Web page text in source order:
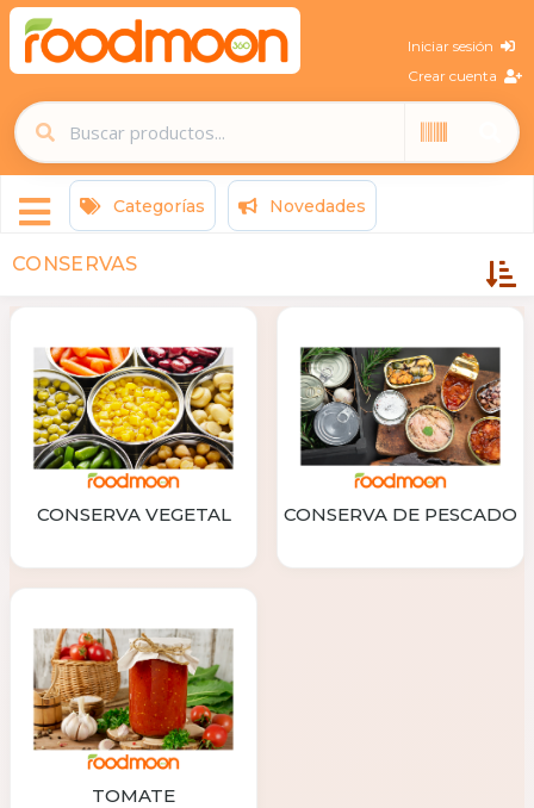
Iniciar sesión
Crear cuenta
Categorías Novedades
CONSERVAS
CONSERVA VEGETAL CONSERVA DE PESCADO
TOMATE